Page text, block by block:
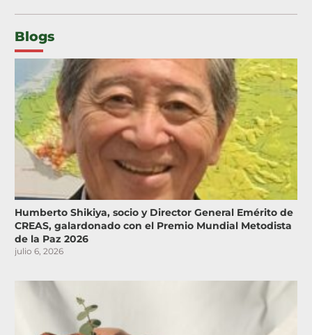
Blogs
Humberto Shikiya, socio y Director General Emérito de
CREAS, galardonado con el Premio Mundial Metodista
de la Paz 2026
julio 6, 2026